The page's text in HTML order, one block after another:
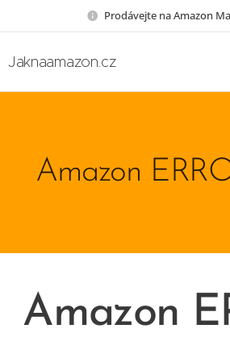
Prodávejte na Amazon
Jaknaamazon.cz
Amazon
Amazon